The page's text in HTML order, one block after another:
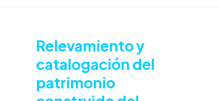
Relevamiento y
catalogación del
patrimonio